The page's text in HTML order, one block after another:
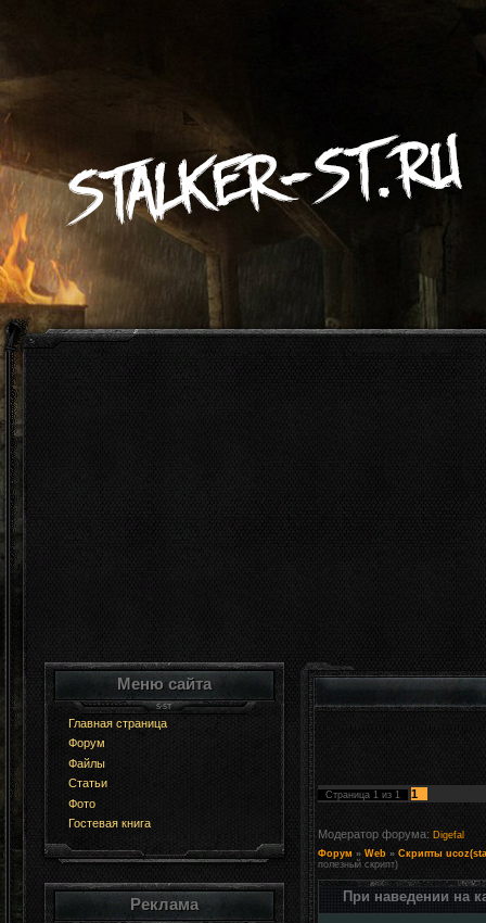
Меню сайта
Главная страница
Форум
Файлы
Статьи
Фото
Гостевая книга
Реклама
Страница 1 из 1 1
Модератор форума: Digefal
Форум » Web » Скрипты
полезный скрипт)
При наведении на